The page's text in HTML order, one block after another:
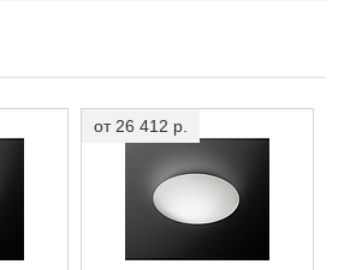
от 26 412 р.